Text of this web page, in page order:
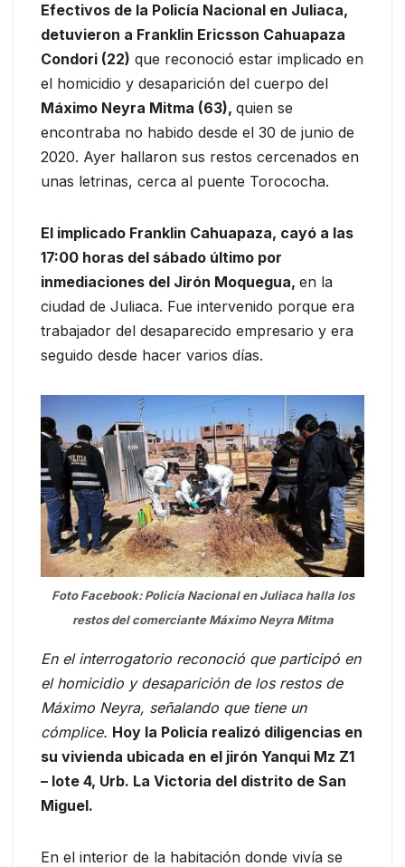
Efectivos de la Policía Nacional en Juliaca,
detuvieron a Franklin Ericsson Cahuapaza
Condori (22) que reconoció estar implicado en
el homicidio y desaparición del cuerpo del
Máximo Neyra Mitma (63), quien se
encontraba no habido desde el 30 de junio de
2020. Ayer hallaron sus restos cercenados en
unas letrinas, cerca al puente Torococha.
El implicado Franklin Cahuapaza, cayó a las
17:00 horas del sábado último por
inmediaciones del Jirón Moquegua, en la
ciudad de Juliaca. Fue intervenido porque era
trabajador del desaparecido empresario y era
seguido desde hacer varios días.
Foto Facebook: Policía Nacional en Juliaca halla los
restos del comerciante Máximo Neyra Mitma
En el interrogatorio reconoció que participó en
el homicidio y desaparición de los restos de
Máximo Neyra, señalando que tiene un
cómplice. Hoy la Policía realizó diligencias en
su vivienda ubicada en el jirón Yanqui Mz Z1
– lote 4, Urb. La Victoria del distrito de San
Miguel.
En el interior de la habitación donde vivía se